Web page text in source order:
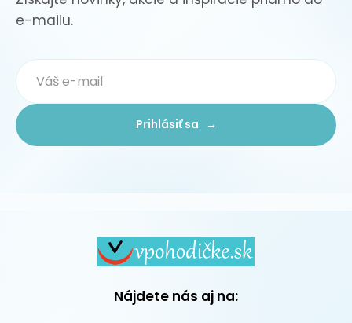
e-mailu.
Prihlásiť sa →
Nájdete nás aj na: